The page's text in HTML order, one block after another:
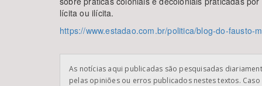
lícita ou ilícita.
https://www.estadao.com.br/politica/blog-do-
As notícias aqui publicadas são pesquisadas
pelas opiniões ou erros publicados nestes textos.